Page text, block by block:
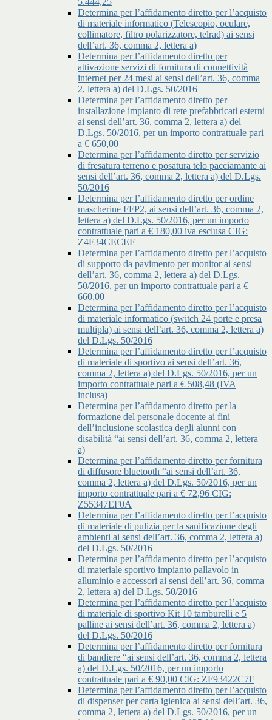
Determina per l’affidamento diretto per l’acquisto
di materiale informatico (Telescopio, oculare,
collimatore, filtro polarizzatore, telrad) ai sensi
dell’art. 36, comma 2, lettera a)
Determina per l’affidamento diretto per
attivazione servizi di fornitura di connettività
internet per 24 mesi ai sensi dell’art. 36, comma
2, lettera a) del D.Lgs. 50/2016
Determina per l’affidamento diretto per
installazione impianto di rete prefabbricati esterni
ai sensi dell’art. 36, comma 2, lettera a) del
D.Lgs. 50/2016, per un importo contrattuale pari
a € 650,00
Determina per l’affidamento diretto per servizio
di fresatura terreno e posatura telo pacciamante ai
sensi dell’art. 36, comma 2, lettera a) del D.Lgs.
50/2016
Determina per l’affidamento diretto per ordine
mascherine FFP2, ai sensi dell’art. 36, comma 2,
lettera a) del D.Lgs. 50/2016, per un importo
contrattuale pari a € 180,00 iva esclusa CIG:
Z4F34CECEF
Determina per l’affidamento diretto per l’acquisto
di supporto da pavimento per monitor ai sensi
dell’art. 36, comma 2, lettera a) del D.Lgs.
50/2016, per un importo contrattuale pari a €
660,00
Determina per l’affidamento diretto per l’acquisto
di materiale informatico (switch 24 porte e presa
multipla) ai sensi dell’art. 36, comma 2, lettera a)
del D.Lgs. 50/2016
Determina per l’affidamento diretto per l’acquisto
di materiale di sportivo ai sensi dell’art. 36,
comma 2, lettera a) del D.Lgs. 50/2016, per un
importo contrattuale pari a € 508,48 (IVA
inclusa)
Determina per l’affidamento diretto per la
formazione del personale docente ai fini
dell’inclusione scolastica degli alunni con
disabilità “ai sensi dell’art. 36, comma 2, lettera
a)
Determina per l’affidamento diretto per fornitura
di diffusore bluetooth “ai sensi dell’art. 36,
comma 2, lettera a) del D.Lgs. 50/2016, per un
importo contrattuale pari a € 72,96 CIG:
Z55347EF0A
Determina per l’affidamento diretto per l’acquisto
di materiale di pulizia per la sanificazione degli
ambienti ai sensi dell’art. 36, comma 2, lettera a)
del D.Lgs. 50/2016
Determina per l’affidamento diretto per l’acquisto
di materiale sportivo impianto pallavolo in
alluminio e accessori ai sensi dell’art. 36, comma
2, lettera a) del D.Lgs. 50/2016
Determina per l’affidamento diretto per l’acquisto
di materiale di sportivo Kit 10 tamburelli e 5
palline ai sensi dell’art. 36, comma 2, lettera a)
del D.Lgs. 50/2016
Determina per l’affidamento diretto per fornitura
di bandiere “ai sensi dell’art. 36, comma 2, lettera
a) del D.Lgs. 50/2016, per un importo
contrattuale pari a € 90,00 CIG: ZF93422C7F
Determina per l’affidamento diretto per l’acquisto
di dispenser per carta igienica ai sensi dell’art. 36,
comma 2, lettera a) del D.Lgs. 50/2016, per un